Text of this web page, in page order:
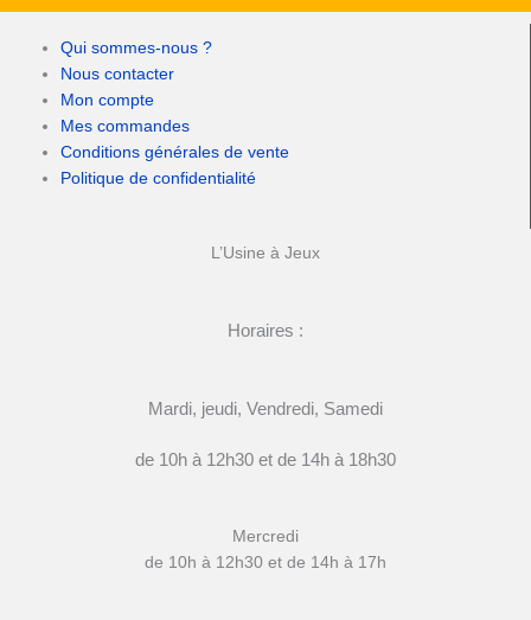
Qui sommes-nous ?
Nous contacter
Mon compte
Mes commandes
Conditions générales de vente
Politique de confidentialité
L’Usine à Jeux
Horaires :
Mardi, jeudi, Vendredi, Samedi
de 10h à 12h30 et de 14h à 18h30
Mercredi
de 10h à 12h30 et de 14h à 17h